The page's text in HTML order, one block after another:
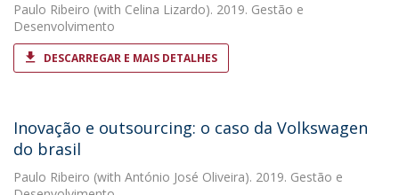
Paulo Ribeiro (with Celina Lizardo). 2019. Gestão e
Desenvolvimento
DESCARREGAR E MAIS DETALHES
Inovação e outsourcing: o caso da Volkswagen
do brasil
Paulo Ribeiro (with António José Oliveira). 2019. Gestão e